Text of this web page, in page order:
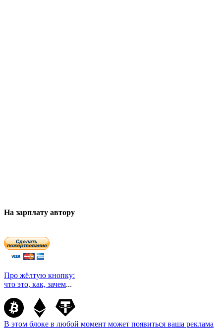
На зарплату автору
Про жёлтую кнопку:
что это, как, зачем...
В этом блоке в любой момент может появиться ваша реклама